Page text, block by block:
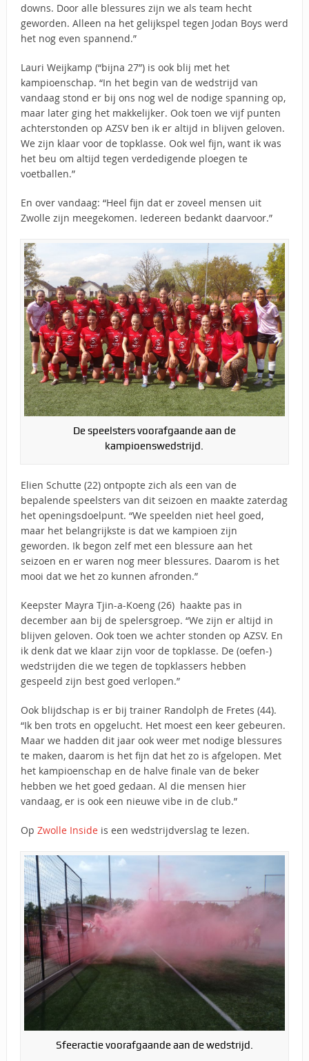
downs. Door alle blessures zijn we als team hecht
geworden. Alleen na het gelijkspel tegen Jodan Boys werd
het nog even spannend.”
Lauri Weijkamp (“bijna 27”) is ook blij met het
kampioenschap. “In het begin van de wedstrijd van
vandaag stond er bij ons nog wel de nodige spanning op,
maar later ging het makkelijker. Ook toen we vijf punten
achterstonden op AZSV ben ik er altijd in blijven geloven.
We zijn klaar voor de topklasse. Ook wel fijn, want ik was
het beu om altijd tegen verdedigende ploegen te
voetballen.”
En over vandaag: “Heel fijn dat er zoveel mensen uit
Zwolle zijn meegekomen. Iedereen bedankt daarvoor.”
De speelsters voorafgaande aan de
kampioenswedstrijd.
Elien Schutte (22) ontpopte zich als een van de
bepalende speelsters van dit seizoen en maakte zaterdag
het openingsdoelpunt. “We speelden niet heel goed,
maar het belangrijkste is dat we kampioen zijn
geworden. Ik begon zelf met een blessure aan het
seizoen en er waren nog meer blessures. Daarom is het
mooi dat we het zo kunnen afronden.”
Keepster Mayra Tjin-a-Koeng (26) haakte pas in
december aan bij de spelersgroep. “We zijn er altijd in
blijven geloven. Ook toen we achter stonden op AZSV. En
ik denk dat we klaar zijn voor de topklasse. De (oefen-)
wedstrijden die we tegen de topklassers hebben
gespeeld zijn best goed verlopen.”
Ook blijdschap is er bij trainer Randolph de Fretes (44).
“Ik ben trots en opgelucht. Het moest een keer gebeuren.
Maar we hadden dit jaar ook weer met nodige blessures
te maken, daarom is het fijn dat het zo is afgelopen. Met
het kampioenschap en de halve finale van de beker
hebben we het goed gedaan. Al die mensen hier
vandaag, er is ook een nieuwe vibe in de club.”
Op Zwolle Insideis een wedstrijdverslag te lezen.
Sfeeractie voorafgaande aan de wedstrijd.